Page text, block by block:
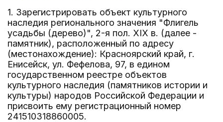
1. Зарегистрировать объект культурного
наследия регионального значения "Флигель
усадьбы (дерево)", 2-я пол. XIX в. (далее -
памятник), расположенный по адресу
(местонахождение): Красноярский край, г.
Енисейск, ул. Фефелова, 97, в едином
государственном реестре объектов
культурного наследия (памятников истории и
культуры) народов Российской Федерации и
присвоить ему регистрационный номер
241510318860005.